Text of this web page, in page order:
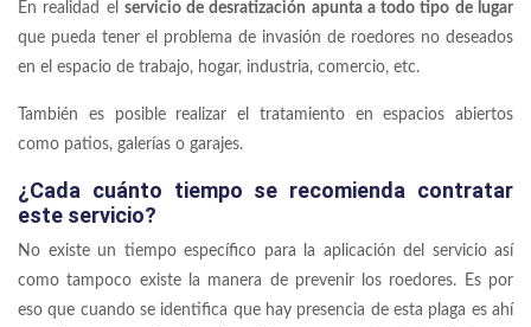
En realidad el servicio de desratización apunta a todo tipo de lugar
que pueda tener el problema de invasión de roedores no deseados
en el espacio de trabajo, hogar, industria, comercio, etc.
También es posible realizar el tratamiento en espacios abiertos
como patios, galerías o garajes.
¿Cada cuánto tiempo se recomienda contratar
este servicio?
No existe un tiempo específico para la aplicación del servicio así
como tampoco existe la manera de prevenir los roedores. Es por
eso que cuando se identifica que hay presencia de esta plaga es ahí